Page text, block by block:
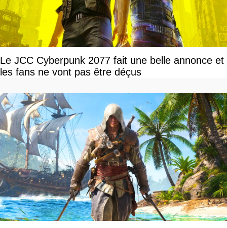
Le JCC Cyberpunk 2077 fait une belle annonce et
les fans ne vont pas être déçus